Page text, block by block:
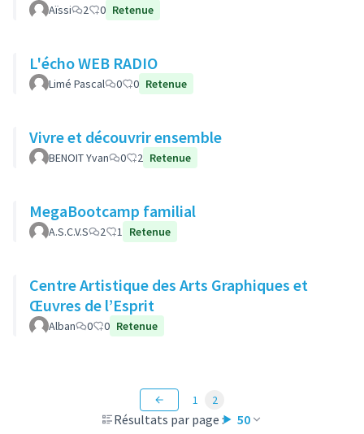
Aïssi 2 0 Retenue
L'écho WEB RADIO
Limé Pascal 0 0 Retenue
Vivre et découvrir ensemble
BENOIT Yvan 0 2 Retenue
MegaBootcamp familial
A.S.C.V.S 2 1 Retenue
Centre Artistique des Arts Graphiques et
Œuvres de l’Esprit
Alban 0 0 Retenue
Résultats par page : 50
1 2